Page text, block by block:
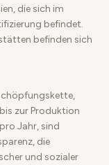
die sich im
befindet.
befinden sich
zur Produktion
Jahr, sind
die
und sozialer